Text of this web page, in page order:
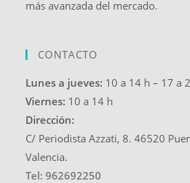
más avanzada del mercado.
CONTACTO
Lunes a jueves: 10 a 14 h – 17 a
Viernes: 10 a 14 h
Dirección:
C/ Periodista Azzati, 8. 46520
Valencia.
Tel: 962692250